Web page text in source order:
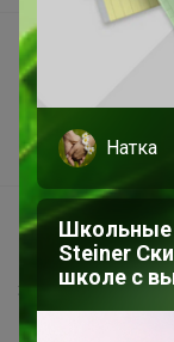
Подарочные
Реклама на сайте
Поставщикам
Вакансии
support@24-ok.ru
Написать в
Защита
Помощь
Натка
Школьные
Steiner
школе с